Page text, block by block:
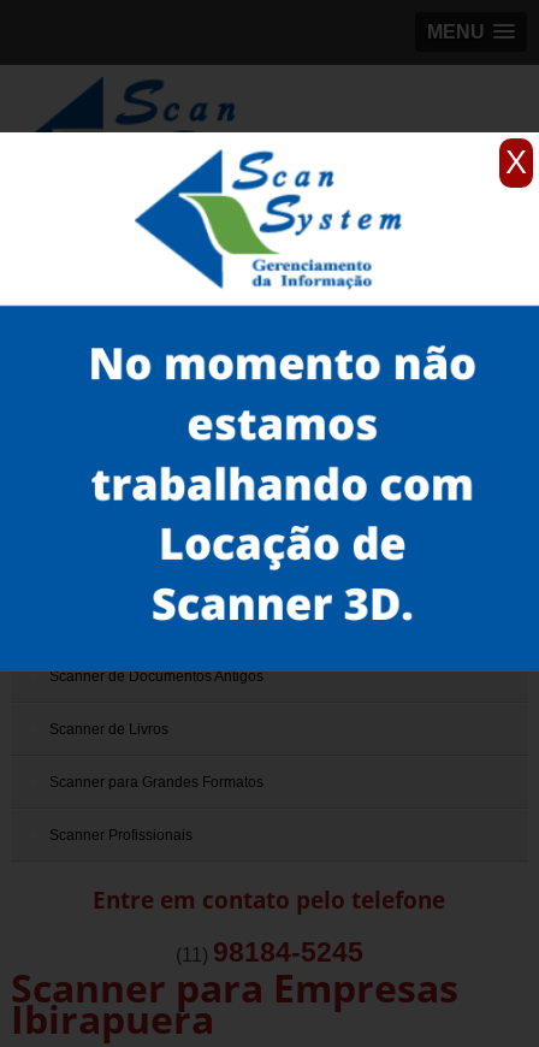
X
MENU
98184-5245
Scanner de documentos
scanner para empresas Ibirapuera
Serviços
Scanner de Documentos
Scanner de Documentos Antigos
Scanner de Livros
Scanner para Grandes Formatos
Scanner Profissionais
Entre em contato pelo telefone
(11) 98184-5245
Scanner para Empresas
Ibirapuera